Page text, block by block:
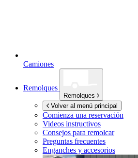
Camiones
Remolques
Remolques
Volver al menú principal
Comienza una reservación
Videos instructivos
Consejos para remolcar
Preguntas frecuentes
Enganches y accesorios